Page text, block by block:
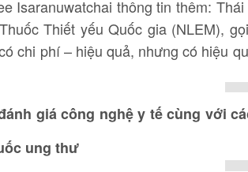
Isaranuwatchai thông tin thêm:
Thiết yếu Quốc gia (NLEM),
chi phí – hiệu quả, nhưng có hiệu
giá công nghệ y tế cùng với
ung thư